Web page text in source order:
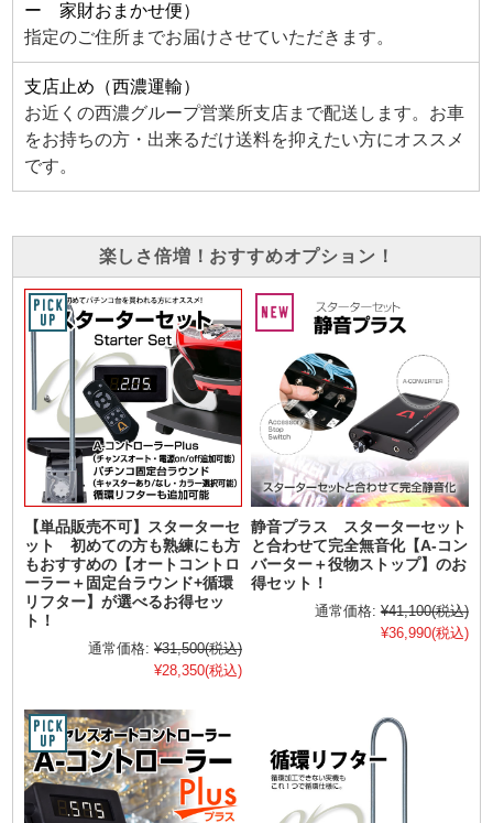
ー 家財おまかせ便）
指定のご住所までお届けさせていただきます。
支店止め（西濃運輸）
お近くの西濃グループ営業所支店まで配送します。お車
をお持ちの方・出来るだけ送料を抑えたい方にオススメ
です。
楽しさ倍増！おすすめオプション！
【単品販売不可】スターターセ
ット 初めての方も熟練にも方
もおすすめの【オートコントロ
ーラー＋固定台ラウンド+循環
リフター】が選べるお得セッ
ト！
通常価格: ¥31,500(税込)
¥28,350(税込)
静音プラス スターターセット
と合わせて完全無音化【A-コン
バーター＋役物ストップ】のお
得セット！
通常価格: ¥41,100(税込)
¥36,990(税込)